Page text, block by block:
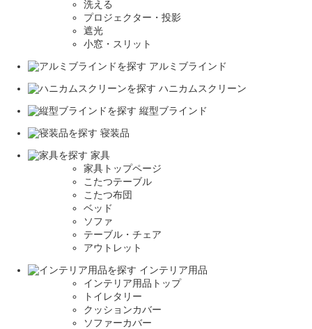
洗える
プロジェクター・投影
遮光
小窓・スリット
アルミブラインド
ハニカムスクリーン
縦型ブラインド
寝装品
家具
家具トップページ
こたつテーブル
こたつ布団
ベッド
ソファ
テーブル・チェア
アウトレット
インテリア用品
インテリア用品トップ
トイレタリー
クッションカバー
ソファーカバー